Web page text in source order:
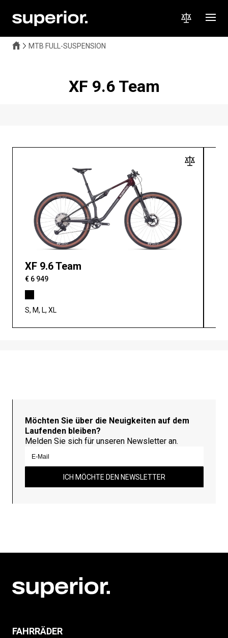
MTB FULL-SUSPENSION
XF 9.6 Team
XF 9.6 Team
€ 6 949
S, M, L, XL
Möchten Sie über die Neuigkeiten auf dem
Laufenden bleiben?
Melden Sie sich für unseren Newsletter an.
ICH MÖCHTE DEN NEWSLETTER
FAHRRÄDER